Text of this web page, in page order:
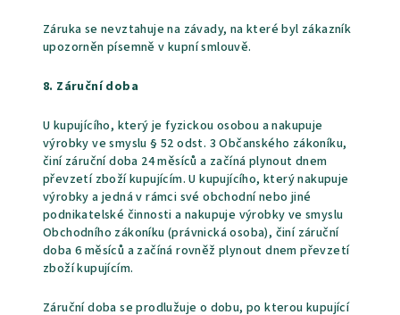
Záruka se nevztahuje na závady, na které byl zákazník
upozorněn písemně v kupní smlouvě.
8. Záruční doba
U kupujícího, který je fyzickou osobou a nakupuje
výrobky ve smyslu § 52 odst. 3 Občanského zákoníku,
činí záruční doba 24 měsíců a začíná plynout dnem
převzetí zboží kupujícím. U kupujícího, který nakupuje
výrobky a jedná v rámci své obchodní nebo jiné
podnikatelské činnosti a nakupuje výrobky ve smyslu
Obchodního zákoníku (právnická osoba), činí záruční
doba 6 měsíců a začíná rovněž plynout dnem převzetí
zboží kupujícím.
Záruční doba se prodlužuje o dobu, po kterou kupující